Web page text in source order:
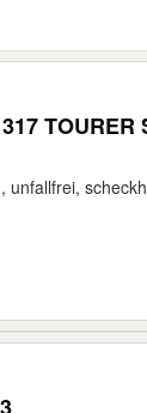
TOURER
unfallfrei,